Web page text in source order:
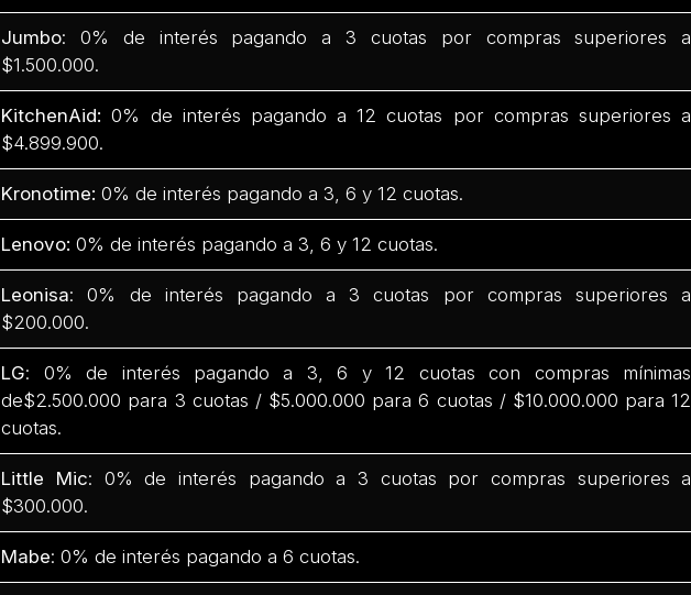
Jumbo: 0% de interés pagando a 3 cuotas por compras superiores a
$1.500.000.
KitchenAid: 0% de interés pagando a 12 cuotas por compras superiores a
$4.899.900.
Kronotime:0% de interés pagando a 3, 6 y 12 cuotas.
Lenovo:0% de interés pagando a 3, 6 y 12 cuotas.
Leonisa: 0% de interés pagando a 3 cuotas por compras superiores a
$200.000.
LG: 0% de interés pagando a 3, 6 y 12 cuotas con compras mínimas
de$2.500.000 para 3 cuotas / $5.000.000 para 6 cuotas / $10.000.000 para 12
cuotas.
Little Mic: 0% de interés pagando a 3 cuotas por compras superiores a
$300.000.
Mabe: 0% de interés pagando a 6 cuotas.